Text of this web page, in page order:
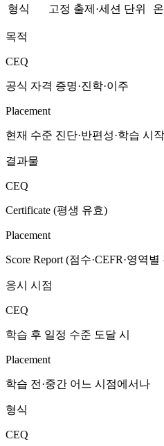
형식 고정 출제·세션 단위
목적
CEQ
공식 자격 증명·진학·이주
Placement
현재 수준 진단·반편성·학습 시
결과물
CEQ
Certificate (평생 유효)
Placement
Score Report (점수·CEFR·영역
응시 시점
CEQ
학습 후 일정 수준 도달 시
Placement
학습 전·중간 어느 시점에서나
형식
CEQ